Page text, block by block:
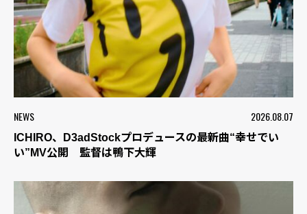
NEWS 2026.08.07
ICHIRO、D3adStockプロデュースの最新曲“幸せでい
い”MV公開 監督は鴨下大輝